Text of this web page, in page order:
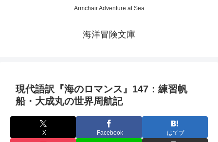
Armchair Adventure at Sea
海洋冒険文庫
現代語訳『海のロマンス』147：練習帆
船・大成丸の世界周航記
X Facebook はてブ